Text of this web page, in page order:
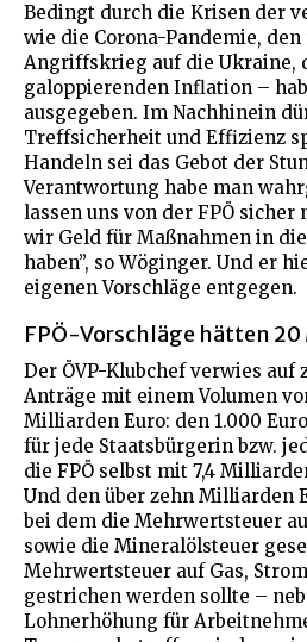
Bedingt durch die Krisen der
wie die Corona-Pandemie,
Angriffskrieg auf die Ukraine,
galoppierenden Inflation –
ausgegeben. Im Nachhinein
Treffsicherheit und Effizienz
Handeln sei das Gebot der
Verantwortung habe man
lassen uns von der FPÖ
wir Geld für Maßnahmen in
haben”, so Wöginger. Und er
eigenen Vorschläge entgegen.
FPÖ-Vorschläge hätten
Der ÖVP-Klubchef verwies
Anträge mit einem Volumen
Milliarden Euro: den 1.000
für jede Staatsbürgerin bzw.
die FPÖ selbst mit 7,4
Und den über zehn Milliarden
bei dem die Mehrwertsteuer
sowie die Mineralölsteuer
Mehrwertsteuer auf Gas,
gestrichen werden sollte –
Lohnerhöhung für